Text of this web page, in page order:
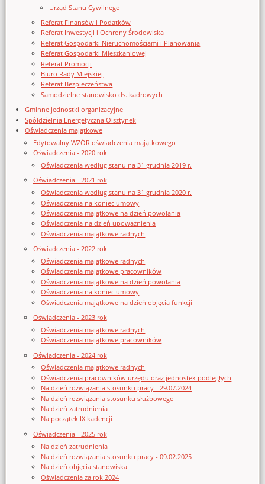
Urząd Stanu Cywilnego
Referat Finansów i Podatków
Referat Inwestycji i Ochrony Środowiska
Referat Gospodarki Nieruchomościami i Planowania
Referat Gospodarki Mieszkaniowej
Referat Promocji
Biuro Rady Miejskiej
Referat Bezpieczeństwa
Samodzielne stanowisko ds. kadrowych
Gminne jednostki organizacyjne
Spółdzielnia Energetyczna Olsztynek
Oświadczenia majątkowe
Edytowalny WZÓR oświadczenia majątkowego
Oświadczenia - 2020 rok
Oświadczenia według stanu na 31 grudnia 2019 r.
Oświadczenia - 2021 rok
Oświadczenia według stanu na 31 grudnia 2020 r.
Oświadczenia na koniec umowy
Oświadczenia majątkowe na dzień powołania
Oświadczenia na dzień upoważnienia
Oświadczenia majątkowe radnych
Oświadczenia - 2022 rok
Oświadczenia majątkowe radnych
Oświadczenia majątkowe pracowników
Oświadczenia majątkowe na dzień powołania
Oświadczenia na koniec umowy
Oświadczenia majątkowe na dzień objęcia funkcji
Oświadczenia - 2023 rok
Oświadczenia majątkowe radnych
Oświadczenia majątkowe pracowników
Oświadczenia - 2024 rok
Oświadczenia majątkowe radnych
Oświadczenia pracowników urzędu oraz jednostek podległych
Na dzień rozwiązania stosunku pracy - 29.07.2024
Na dzień rozwiązania stosunku służbowego
Na dzień zatrudnienia
Na początek IX kadencji
Oświadczenia - 2025 rok
Na dzień zatrudnienia
Na dzień rozwiązania stosunku pracy - 09.02.2025
Na dzień objęcia stanowiska
Oświadczenia za rok 2024